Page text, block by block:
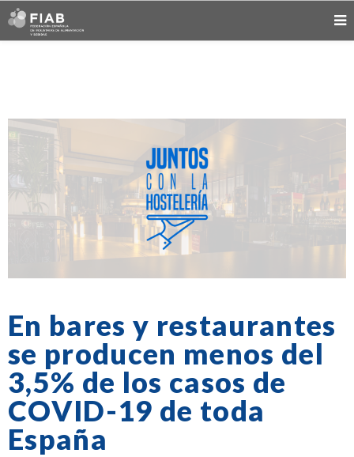
En bares y restaurantes
se producen menos del
3,5% de los casos de
COVID-19 de toda
España